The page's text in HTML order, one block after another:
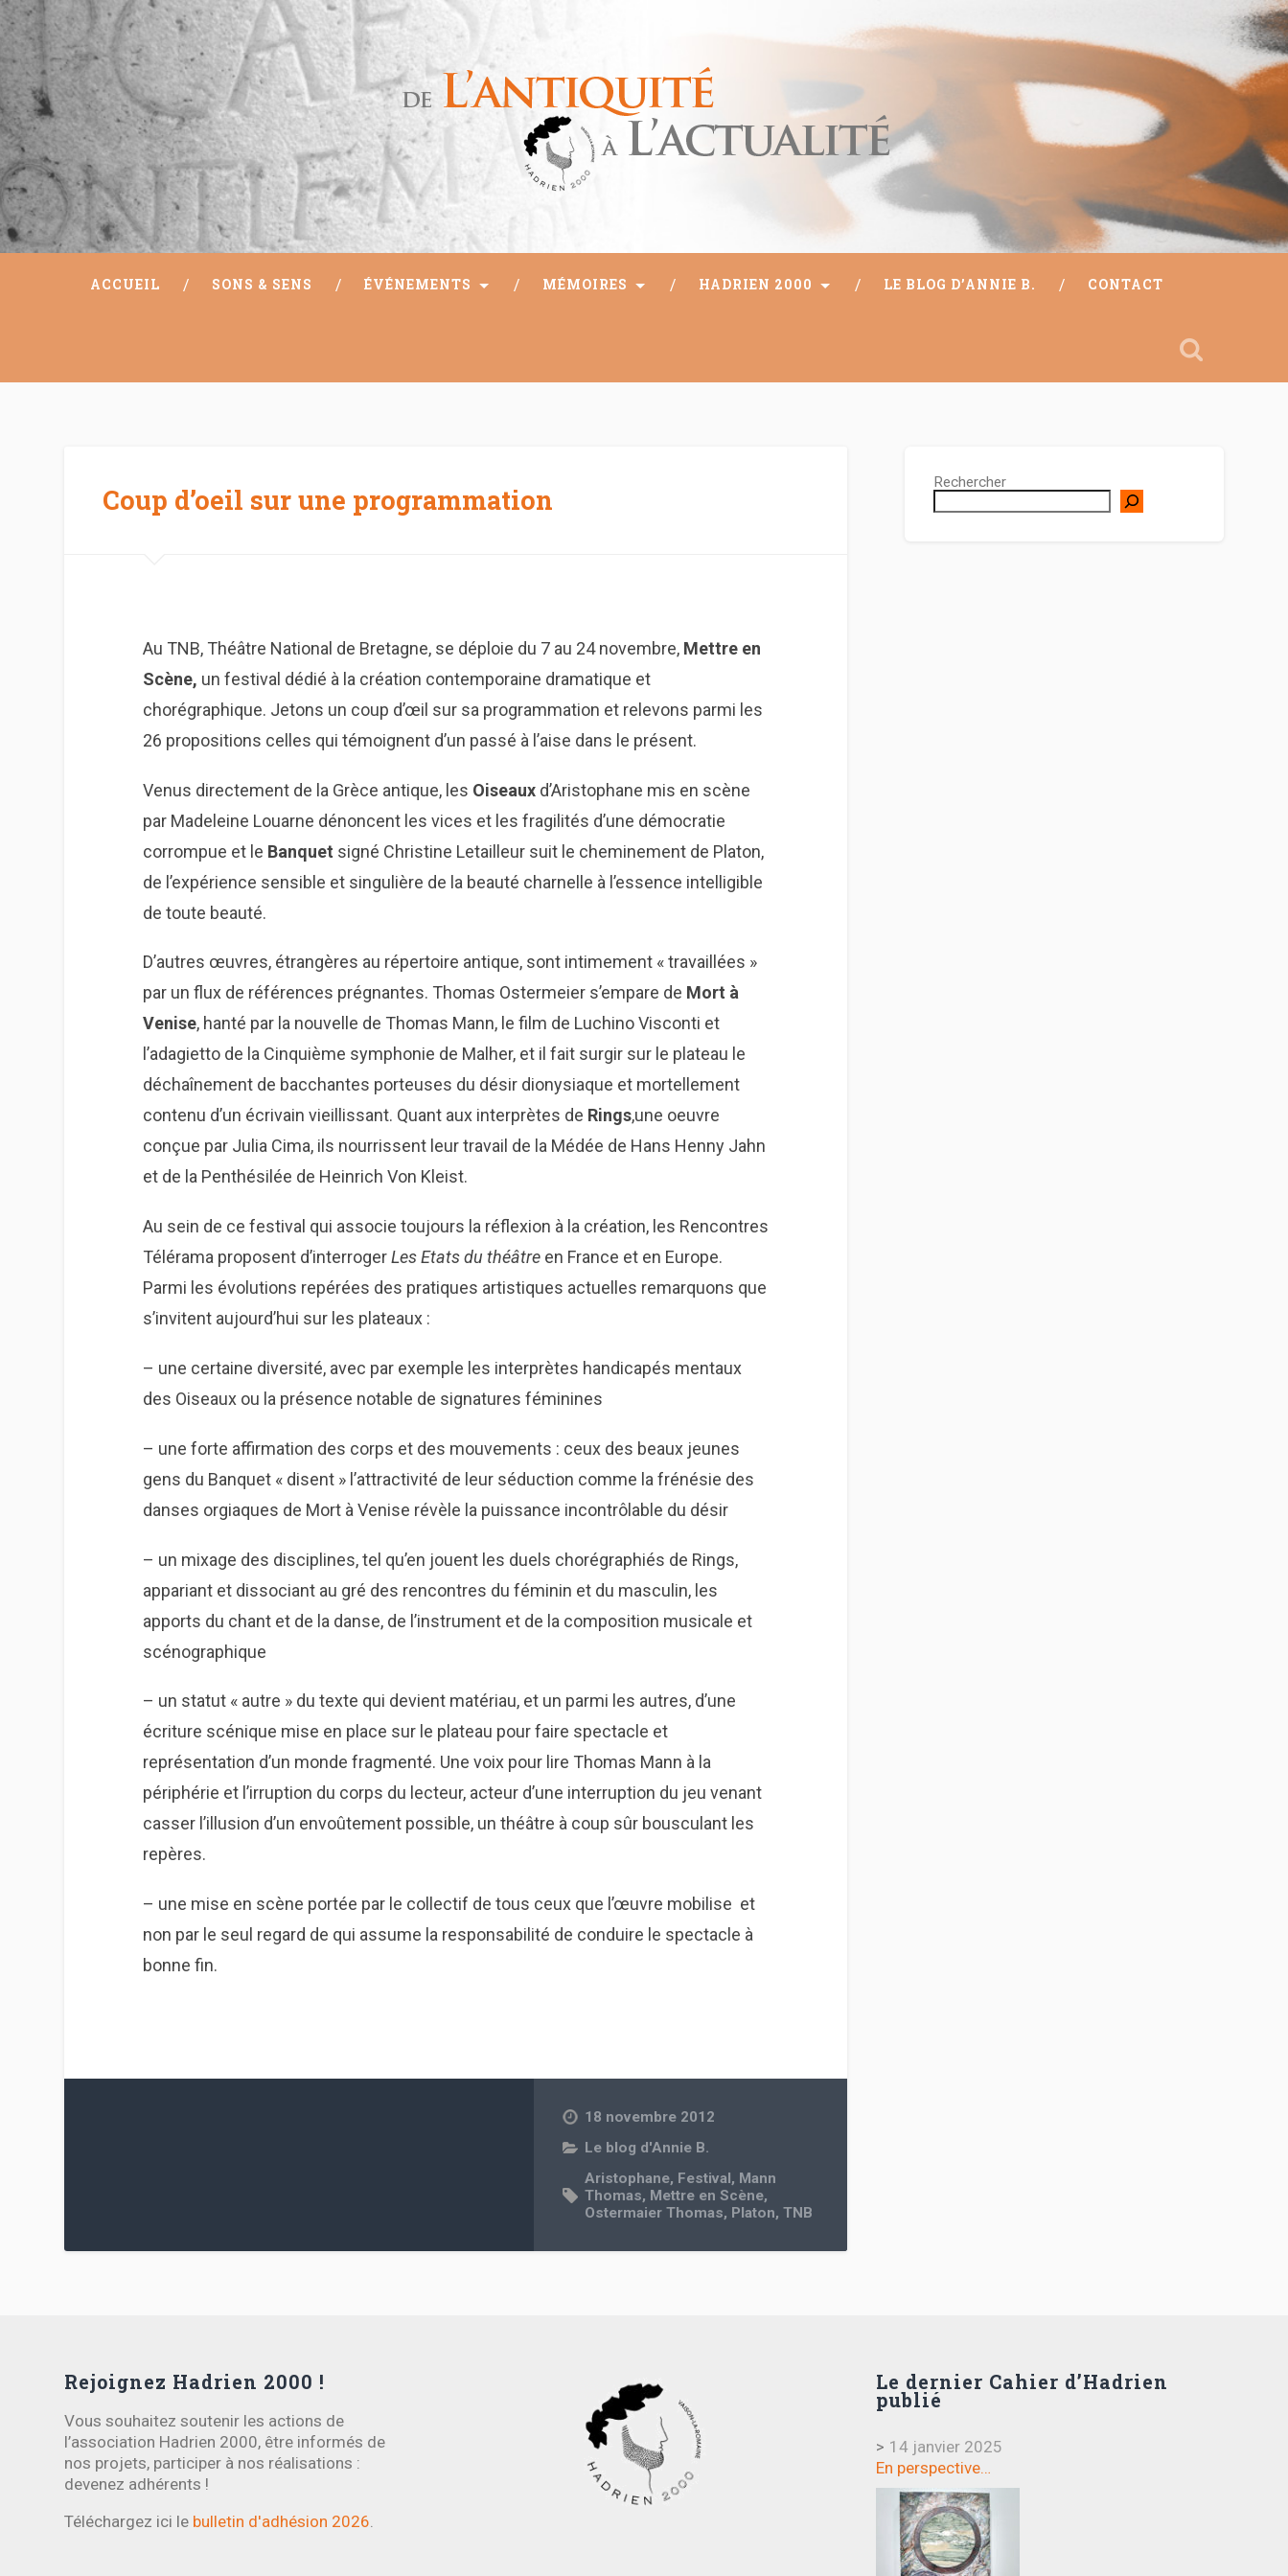
ACCUEIL SONS & SENS ÉVÉNEMENTS MÉMOIRES HADRIEN 2000 LE BLOG D’ANNIE B. CONTACT
Coup d’oeil sur une programmation
Au TNB, Théâtre National de Bretagne, se déploie du 7 au 24 novembre, Mettre en
Scène, un festival dédié à la création contemporaine dramatique et
chorégraphique. Jetons un coup d’œil sur sa programmation et relevons parmi les
26 propositions celles qui témoignent d’un passé à l’aise dans le présent.
Venus directement de la Grèce antique, les Oiseauxd’Aristophane mis en scène
par Madeleine Louarne dénoncent les vices et les fragilités d’une démocratie
corrompue et le Banquet signé Christine Letailleur suit le cheminement de Platon,
de l’expérience sensible et singulière de la beauté charnelle à l’essence intelligible
de toute beauté.
D’autres œuvres, étrangères au répertoire antique, sont intimement « travaillées »
par un flux de références prégnantes. Thomas Ostermeier s’empare de Mort à
Venise, hanté par la nouvelle de Thomas Mann, le film de Luchino Visconti et
l’adagietto de la Cinquième symphonie de Malher, et il fait surgir sur le plateau le
déchaînement de bacchantes porteuses du désir dionysiaque et mortellement
contenu d’un écrivain vieillissant. Quant aux interprètes de Rings,une oeuvre
conçue par Julia Cima, ils nourrissent leur travail de la Médée de Hans Henny Jahn
et de la Penthésilée de Heinrich Von Kleist.
Au sein de ce festival qui associe toujours la réflexion à la création, les Rencontres
Télérama proposent d’interrogerLes Etats du théâtre en France et en Europe.
Parmi les évolutions repérées des pratiques artistiques actuelles remarquons que
s’invitent aujourd’hui sur les plateaux :
– une certaine diversité, avec par exemple les interprètes handicapés mentaux
des Oiseaux ou la présence notable de signatures féminines
– une forte affirmation des corps et des mouvements : ceux des beaux jeunes
gens du Banquet « disent » l’attractivité de leur séduction comme la frénésie des
danses orgiaques de Mort à Venise révèle la puissance incontrôlable du désir
– un mixage des disciplines, tel qu’en jouent les duels chorégraphiés de Rings,
appariant et dissociant au gré des rencontres du féminin et du masculin, les
apports du chant et de la danse, de l’instrument et de la composition musicale et
scénographique
– un statut « autre » du texte qui devient matériau, et un parmi les autres, d’une
écriture scénique mise en place sur le plateau pour faire spectacle et
représentation d’un monde fragmenté. Une voix pour lire Thomas Mann à la
périphérie et l’irruption du corps du lecteur, acteur d’une interruption du jeu venant
casser l’illusion d’un envoûtement possible, un théâtre à coup sûr bousculant les
repères.
– une mise en scène portée par le collectif de tous ceux que l’œuvre mobilise et
non par le seul regard de qui assume la responsabilité de conduire le spectacle à
bonne fin.
18 novembre 2012
Le blog d'Annie B.
Aristophane, Festival, Mann
Thomas, Mettre en Scène,
Ostermaier Thomas, Platon,TNB
Rechercher
Rejoignez Hadrien 2000 !
Vous souhaitez soutenir les actions de
l’association Hadrien 2000, être informés de
nos projets, participer à nos réalisations :
devenez adhérents !
Téléchargez ici le bulletin d'adhésion 2026
Le dernier Cahier d’Hadrien
publié
> 14 janvier 2025
En perspective…